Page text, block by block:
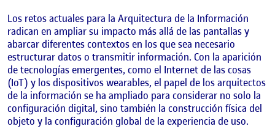
Los retos actuales para la Arquitectura de la Información
radican en ampliar su impacto más allá de las pantallas y
abarcar diferentes contextos en los que sea necesario
estructurar datos o transmitir información. Con la aparición
de tecnologías emergentes, como el Internet de las cosas
(IoT) y los dispositivos wearables, el papel de los arquitectos
de la información se ha ampliado para considerar no solo la
configuración digital, sino también la construcción física del
objeto y la configuración global de la experiencia de uso.